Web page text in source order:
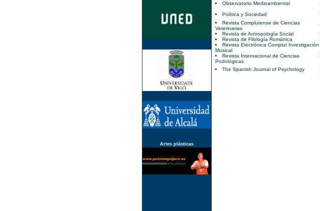
Artes plásticas
Observatorio Medioambiental
Política y Sociedad
Revista Complutense de Ciencias
Veterinarias
Revista de Antropología Social
Revista de Filología Románica
Revista Electrónica Complut Investigación
Musical
Revista Internacional de Ciencias
Podológicas
The Spanish Journal of Psychology